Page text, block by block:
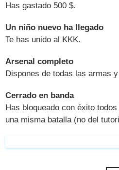
Has gastado 500 $.
Un niño nuevo ha llegado
Te has unido al KKK.
Arsenal completo
Dispones de todas las armas
Cerrado en banda
Has bloqueado con éxito
una misma batalla (no del